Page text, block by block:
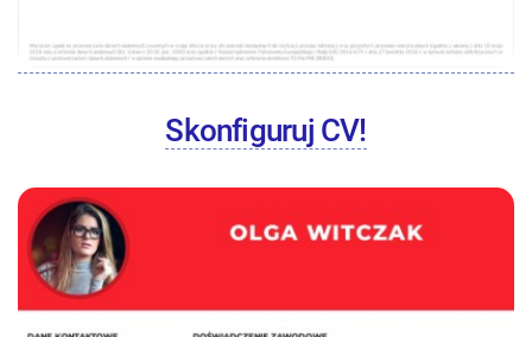
Skonfiguruj CV!